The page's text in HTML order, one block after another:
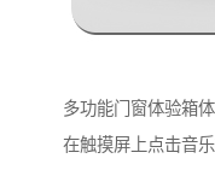
多功能门窗体验箱
在触摸屏上点击音